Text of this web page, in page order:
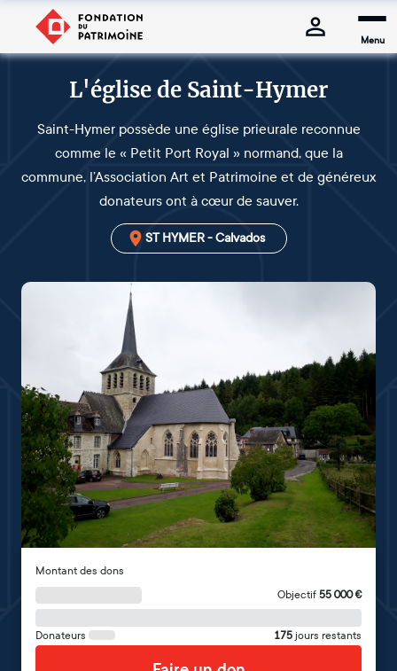
Menu
L'église de Saint-Hymer
Saint-Hymer possède une église prieurale reconnue
comme le « Petit Port Royal » normand, que la
commune, l’Association Art et Patrimoine et de généreux
donateurs ont à cœur de sauver.
ST HYMER - Calvados
Montant des dons
Objectif 55 000€
Donateurs 175 jours restants